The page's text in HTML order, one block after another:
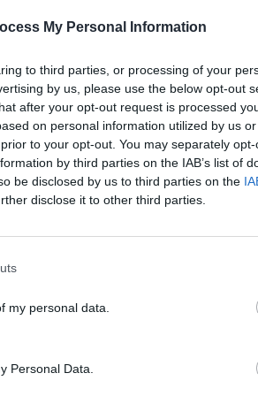
My Personal Information
to third parties, or processing of your
by us, please use the below opt-out
after your opt-out request is processed
on personal information utilized by us
to your opt-out. You may separately
by third parties on the IAB’s list of
be disclosed by us to third parties on the
disclose it to other third parties.
my personal data.
Personal Data.
Drukāts izdevums
perioda sākums:
septembris
portālā ManiZurnali.lv norādītas € ar PVN.
skaits var atšķirties, kā to nosaka